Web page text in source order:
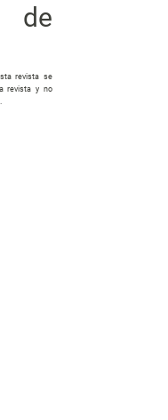
de
revista se
revista y no